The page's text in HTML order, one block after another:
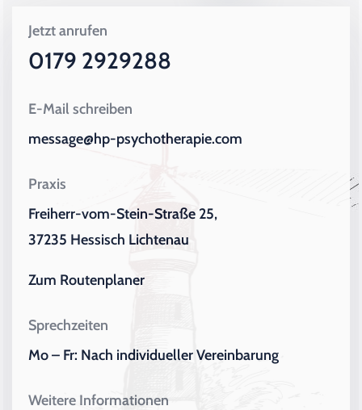
Jetzt anrufen
0179 2929288
E-Mail schreiben
message@hp-psychotherapie.com
Praxis
Freiherr-vom-Stein-Straße 25,
37235 Hessisch Lichtenau
Zum Routenplaner
Sprechzeiten
Mo – Fr: Nach individueller Vereinbarung
Weitere Informationen